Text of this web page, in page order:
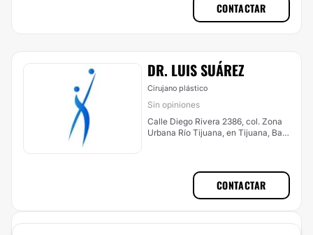
CONTACTAR
DR. LUIS SUÁ​REZ
Cirujano plástico
Sin opiniones
Calle Diego Rivera 2386, col. Zona
Urbana Río Tijuana, en Tijuana, Baja
CONTACTAR